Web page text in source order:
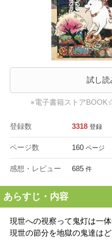
試し読
※電子書籍ストア
登録数 3318 登録
ページ数 160 ページ
感想・レビュー 685 件
あらすじ・内容
現世への視察って鬼灯は一
現世の節分を地獄の鬼達は